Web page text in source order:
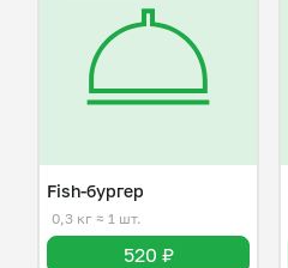
Fish-бургер
0,3 кг ≈ 1 шт.
520 ₽